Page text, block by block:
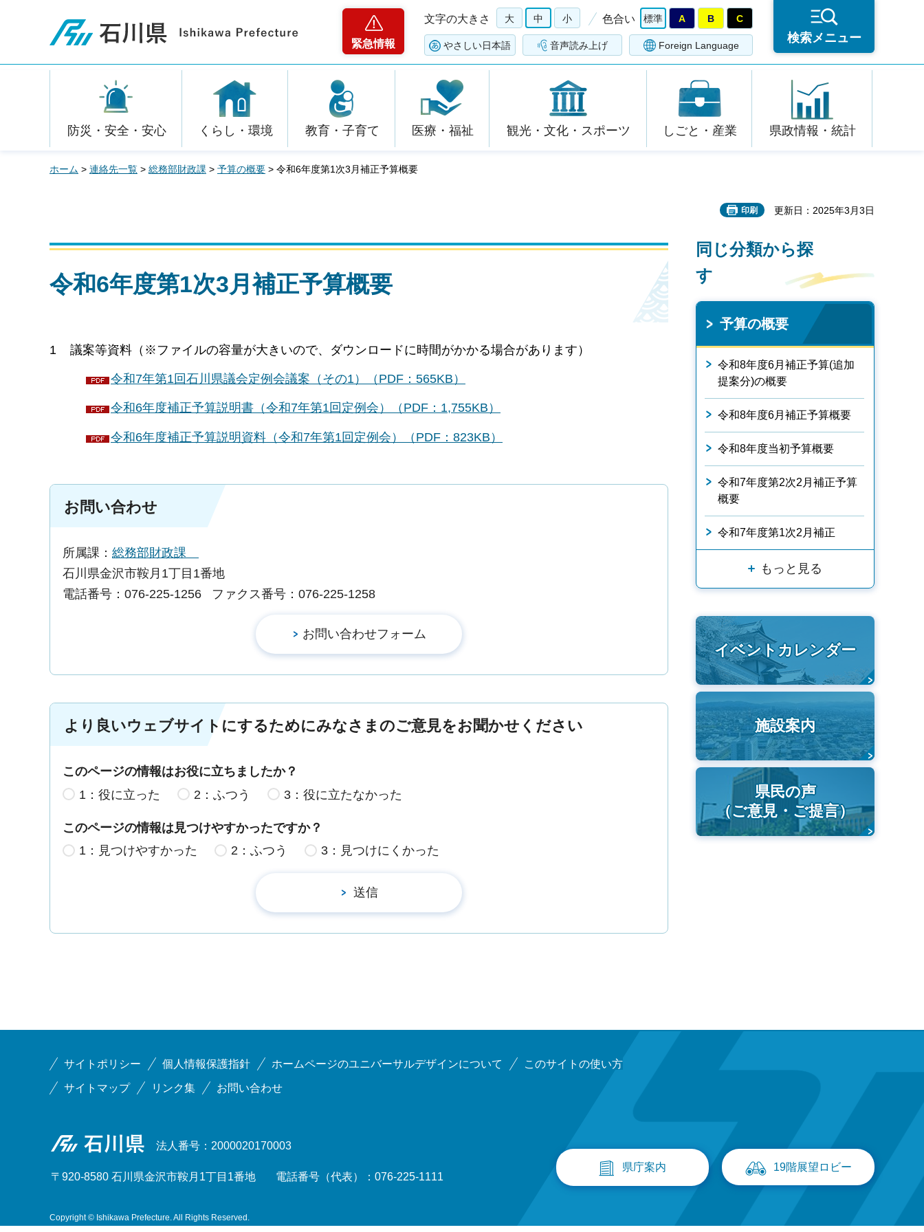
石川県
緊急情報
文字の大きさ 大 中 小 色合い 標準 A B C
やさしい日本語 音声読み上げ Foreign Language
検索メニュー
防災・安全・安心 くらし・環境 教育・子育て 医療・福祉 観光・文化・スポーツ しごと・産業 県政情報・統計
ホーム > 連絡先一覧 > 総務部財政課 > 予算の概要 > 令和6年度第1次3月補正予算概要
印刷 更新日：2025年3月3日
令和6年度第1次3月補正予算概要
1 議案等資料（※ファイルの容量が大きいので、ダウンロードに時間がかかる場合があります）
令和7年第1回石川県議会定例会議案（その1）（PDF：565KB）
令和6年度補正予算説明書（令和7年第1回定例会）（PDF：1,755KB）
令和6年度補正予算説明資料（令和7年第1回定例会）（PDF：823KB）
お問い合わせ
所属課： 総務部財政課
石川県金沢市鞍月1丁目1番地
電話番号：076-225-1256
ファクス番号：076-225-1258
より良いウェブサイトにするためにみなさまのご意見をお聞かせください
このページの情報はお役に立ちましたか？
1：役に立った
2：ふつう 3：役に立たなかった
このページの情報は見つけやすかったですか？
1：見つけやすかった
2：ふつう 3：見つけにくかった
同じ分類から探
す
予算の概要
令和8年度6月補正予算(追加
提案分)の概要
令和8年度6月補正予算概要
令和8年度当初予算概要
令和7年度第2次2月補正予算
概要
令和7年度第1次2月補正
もっと見る
イベントカレンダー
施設案内
県民の声
（ご意見・ご提言）
サイトポリシー 個人情報保護指針 ホームページのユニバーサルデザインについて このサイトの使い方
サイトマップ リンク集 お問い合わせ
石川県 法人番号：2000020170003
〒920-8580 石川県金沢市鞍月1丁目1番地 電話番号（代表）：076-225-1111
県庁案内 19階展望ロビー
Copyright © Ishikawa Prefecture. All Rights Reserved.